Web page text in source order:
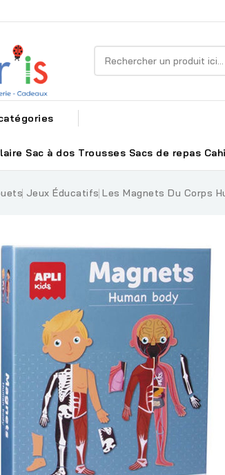
Sac à dos Trousses Sacs de repas
Jeux Éducatifs Les Magnets Du Corps